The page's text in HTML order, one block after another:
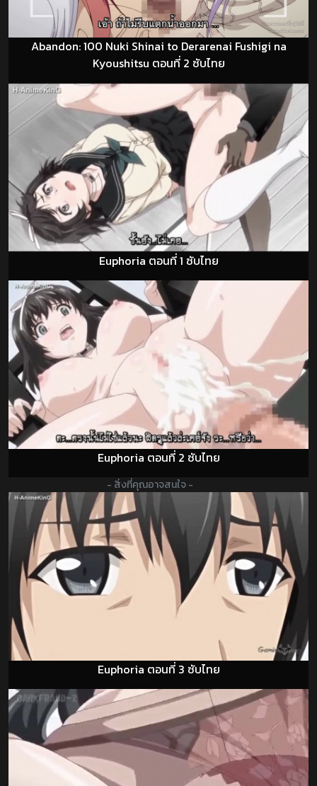
Abandon: 100 Nuki Shinai to Derarenai Fushigi na
Kyoushitsu ตอนที่ 2 ซับไทย
Euphoria ตอนที่ 1 ซับไทย
Euphoria ตอนที่ 2 ซับไทย
- สิ่งที่คุณอาจสนใจ -
Euphoria ตอนที่ 3 ซับไทย